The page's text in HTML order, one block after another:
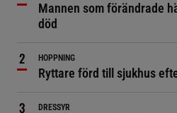
Mannen som förändrade
död
HOPPNING
Ryttare förd till sjukhus
DRESSYR